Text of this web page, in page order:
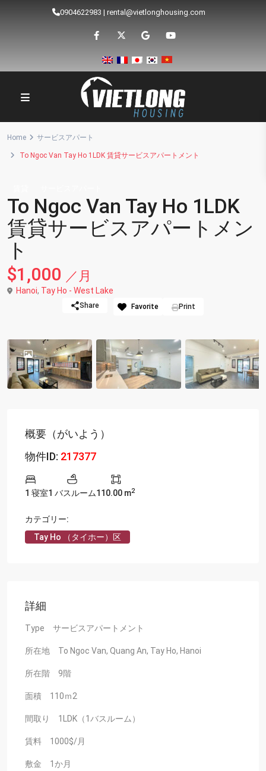
0904622983 | rental@vietlonghousing.com
Home サービスアパート
To Ngoc Van Tay Ho 1LDK 賃貸サービスアパートメント
To Ngoc Van Tay Ho 1LDK
賃貸サービスアパートメン
ト
$1,000 ／月
Hanoi, Tay Ho - West Lake
Share Favorite Print
概要（がいよう）
物件ID: 217377
1 寝室1 バスルーム110.00 m2
カテゴリー:
Tay Ho （タイホー）区
詳細
Type サービスアパートメント
所在地 To Ngoc Van, Quang An, Tay Ho, Hanoi
所在階 9階
面積 110ｍ2
間取り 1LDK（1バスルーム）
賃料 1000$/月
敷金 1か月